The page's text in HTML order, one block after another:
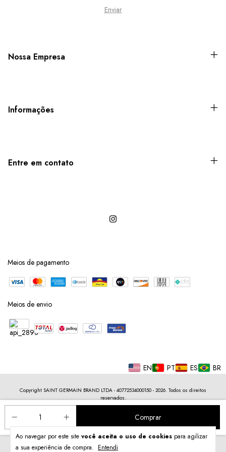
Ao navegar por este site você aceita o uso de cookies para agilizar
a sua experiência de compra. Entendi
Nossa Empresa
Informações
Entre em contato
Meios de pagamento
Meios de envio
EN PT ES BR
Copyright SAINT GERMAIN BRAND LTDA - 40772534000150 - 2026. Todos os direitos
reservados.